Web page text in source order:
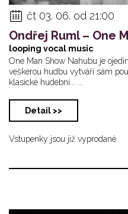
čt 03. 06. od 21:00
Ondřej Ruml – One
looping vocal music
One Man Show Nahubu je
veškerou hudbu vytváří sám
klasické hudební... ...
Detail >>
Vstupenky jsou již vyprodané